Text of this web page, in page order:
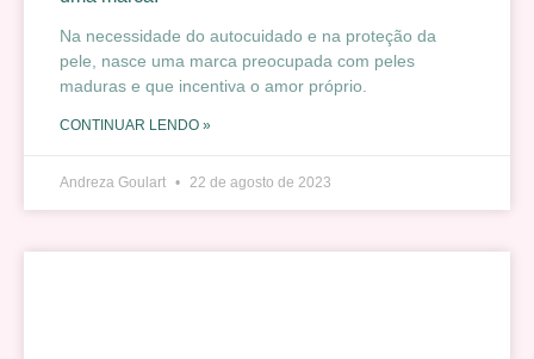
Na necessidade do autocuidado e na proteção da
pele, nasce uma marca preocupada com peles
maduras e que incentiva o amor próprio.
CONTINUAR LENDO »
Andreza Goulart 22 de agosto de 2023